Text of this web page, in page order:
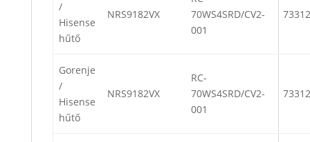
/
Hisense
hűtő
NRS9182VX
70WS4SRD/CV2-
001
Gorenje
/
Hisense
hűtő
NRS9182VX
RC-
70WS4SRD/CV2-
001